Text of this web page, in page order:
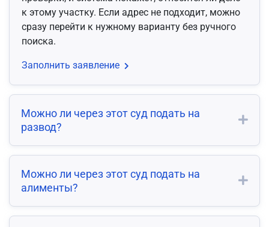
к этому участку. Если адрес не подходит, можно
сразу перейти к нужному варианту без ручного
поиска.
Заполнить заявление
Можно ли через этот суд подать на
развод?
Можно ли через этот суд подать на
алименты?